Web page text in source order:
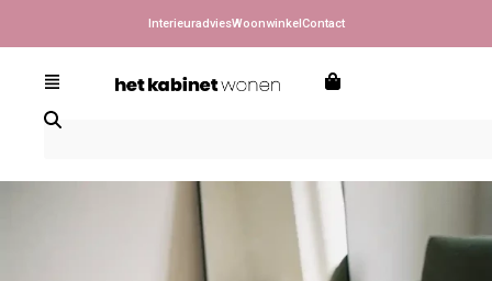
InterieuradviesWoonwinkelContact